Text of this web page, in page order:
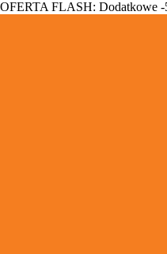
OFERTA FLASH: Dodatkowe -